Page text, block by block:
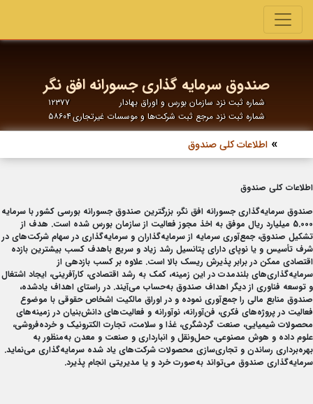
صندوق سرمایه گذاری جسورانه افق نگر
شماره ثبت نزد سازمان بورس و اوراق بهادار
۱۲۳۷۷
شماره ثبت نزد مرجع ثبت شرکت‌ها و موسسات غیرتجاری۵۸۶۰۴
اطلاعات کلی صندوق
اطلاعات کلی صندوق
صندوق سرمایه‌گذاری جسورانه افق نگر، بزرگترین صندوق جسورانه بورسی کشور با سرمایه
5.000 میلیارد ریال موفق به اخذ مجوز فعالیت از سازمان بورس شده است.
هدف از
تشکیل صندوق، جمع‌آوری سرمایه از سرمایه‌گذاران و سرمایه‌گذاری در سهام شرکت‌های در
شرف تأسیس و یا نوپای دارای پتانسیل رشد زیاد و سریع باهدف کسب بیشترین بازده
اقتصادی ممکن در برابر پذیرش ریسک بالا است. علاوه بر کسب بازدهی از
سرمایه‌گذاری‌های بلندمدت در این زمینه، کمک به رشد اقتصادی، کارآفرینی، ایجاد اشتغال
و توسعه فناوری از دیگر اهداف صندوق به‌حساب می‌آیند. در راستای اهداف یادشده،
صندوق منابع مالی را جمع‌آوری نموده و در اوراق مالکیت اشخاص حقوقی با موضوع
فعالیت در پروژه‌های فکری، فن‌آورانه، نوآورانه و فعالیت‌های دانش‌بنیان در زمینه‌های
محصولات شیمیایی، صنعت گردشگری، غذا و سلامت، تجارت الکترونیک و خرده‌فروشی،
علوم داده و هوش مصنوعی، حمل‌ونقل و انبارداری و صنعت و معدن به‌منظور به
بهره‌برداری رساندن و تجاری‌سازی محصولات شرکت‌های یاد شده سرمایه‌گذاری می‌نماید.
سرمایه‌گذاری صندوق می‌تواند به‌صورت خرد و یا مدیریتی انجام پذیرد.